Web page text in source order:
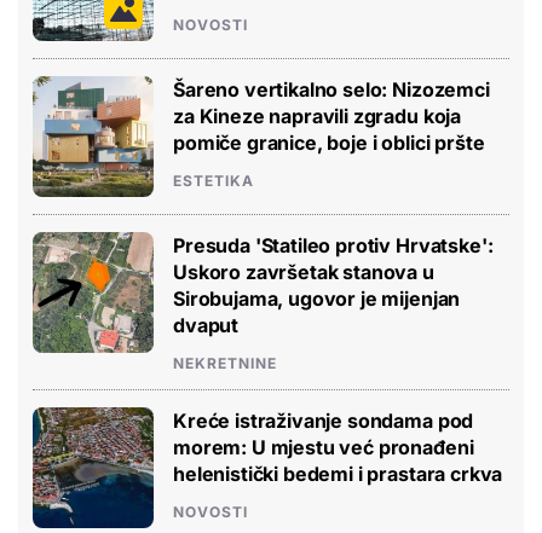
NOVOSTI
Šareno vertikalno selo: Nizozemci
za Kineze napravili zgradu koja
pomiče granice, boje i oblici pršte
ESTETIKA
Presuda 'Statileo protiv Hrvatske':
Uskoro završetak stanova u
Sirobujama, ugovor je mijenjan
dvaput
NEKRETNINE
Kreće istraživanje sondama pod
morem: U mjestu već pronađeni
helenistički bedemi i prastara crkva
NOVOSTI